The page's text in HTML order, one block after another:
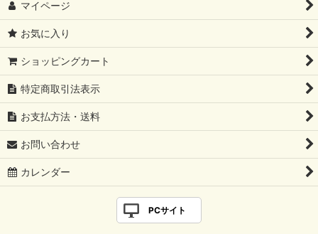
マイページ
お気に入り
ショッピングカート
特定商取引法表示
お支払方法・送料
お問い合わせ
カレンダー
PCサイト